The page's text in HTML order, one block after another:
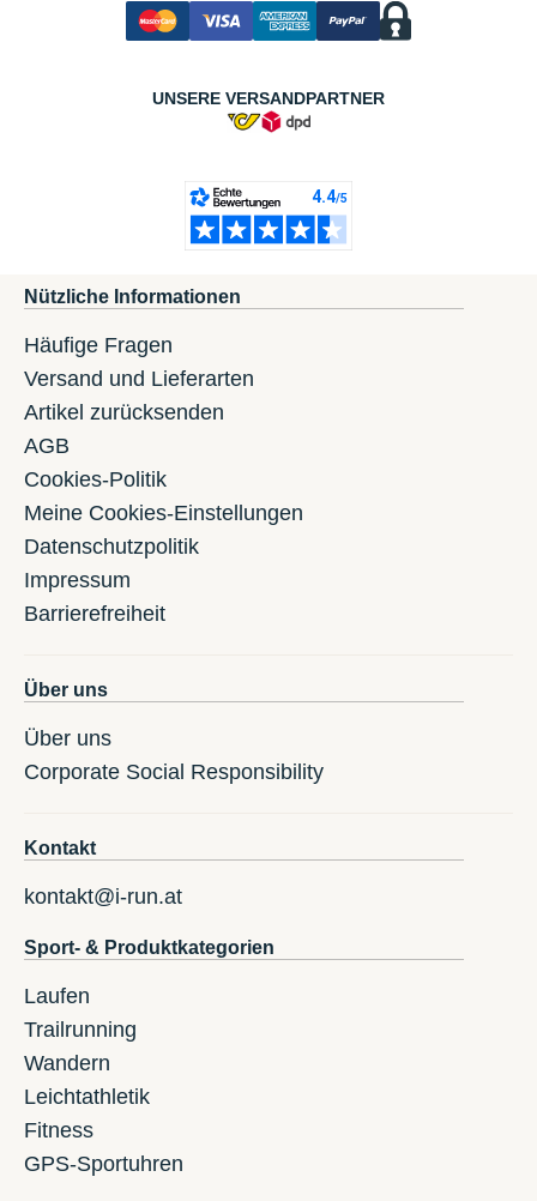
UNSERE VERSANDPARTNER
Nützliche Informationen
Häufige Fragen
Versand und Lieferarten
Artikel zurücksenden
AGB
Cookies-Politik
Meine Cookies-Einstellungen
Datenschutzpolitik
Impressum
Barrierefreiheit
Über uns
Über uns
Corporate Social Responsibility
Kontakt
kontakt@i-run.at
Sport- & Produktkategorien
Laufen
Trailrunning
Wandern
Leichtathletik
Fitness
GPS-Sportuhren